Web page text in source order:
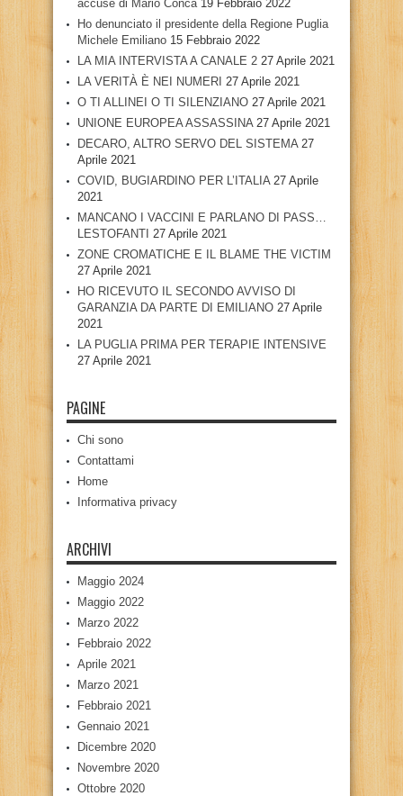
accuse di Mario Conca 19 Febbraio 2022
Ho denunciato il presidente della Regione Puglia
Michele Emiliano 15 Febbraio 2022
LA MIA INTERVISTA A CANALE 2 27 Aprile 2021
LA VERITÀ È NEI NUMERI 27 Aprile 2021
O TI ALLINEI O TI SILENZIANO 27 Aprile 2021
UNIONE EUROPEA ASSASSINA 27 Aprile 2021
DECARO, ALTRO SERVO DEL SISTEMA 27
Aprile 2021
COVID, BUGIARDINO PER L’ITALIA 27 Aprile
2021
MANCANO I VACCINI E PARLANO DI PASS…
LESTOFANTI 27 Aprile 2021
ZONE CROMATICHE E IL BLAME THE VICTIM
27 Aprile 2021
HO RICEVUTO IL SECONDO AVVISO DI
GARANZIA DA PARTE DI EMILIANO 27 Aprile
2021
LA PUGLIA PRIMA PER TERAPIE INTENSIVE
27 Aprile 2021
PAGINE
Chi sono
Contattami
Home
Informativa privacy
ARCHIVI
Maggio 2024
Maggio 2022
Marzo 2022
Febbraio 2022
Aprile 2021
Marzo 2021
Febbraio 2021
Gennaio 2021
Dicembre 2020
Novembre 2020
Ottobre 2020